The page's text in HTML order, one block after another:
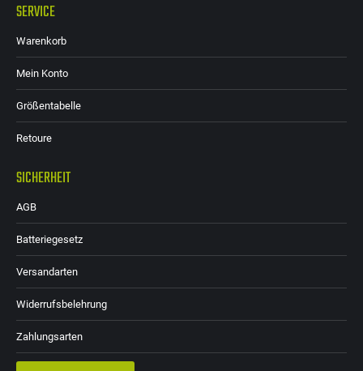
SERVICE
Warenkorb
Mein Konto
Größentabelle
Retoure
SICHERHEIT
AGB
Batteriegesetz
Versandarten
Widerrufsbelehrung
Zahlungsarten